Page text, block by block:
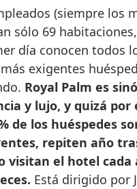
(siempre los
sólo 69
día conocen todos
exigentes
Royal Palm es
y lujo, y quizá por
de los huéspedes
repiten año
visitan el hotel cada
Está dirigido por